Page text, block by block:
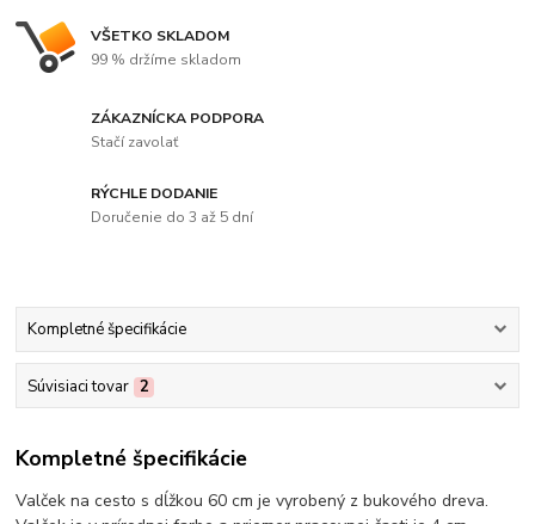
VŠETKO SKLADOM
99 % držíme skladom
ZÁKAZNÍCKA PODPORA
Stačí zavolať
RÝCHLE DODANIE
Doručenie do 3 až 5 dní
Kompletné špecifikácie
Súvisiaci tovar 2
Kompletné špecifikácie
Valček na cesto s dĺžkou 60 cm je vyrobený z bukového dreva.